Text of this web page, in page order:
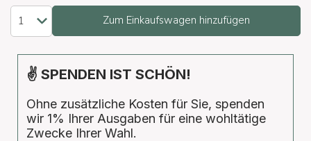
Zum Einkaufswagen hinzufügen
✌ SPENDEN IST SCHÖN!
Ohne zusätzliche Kosten für Sie, spenden
wir 1% Ihrer Ausgaben für eine wohltätige
Zwecke Ihrer Wahl.